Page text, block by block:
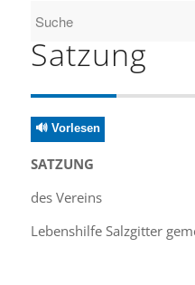
Satzung
🔊 Vorlesen
SATZUNG
des Vereins
Lebenshilfe Salzgitter